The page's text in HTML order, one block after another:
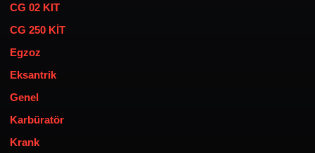
CG 02 KIT
CG 250 KİT
Egzoz
Eksantrik
Genel
Karbüratör
Krank